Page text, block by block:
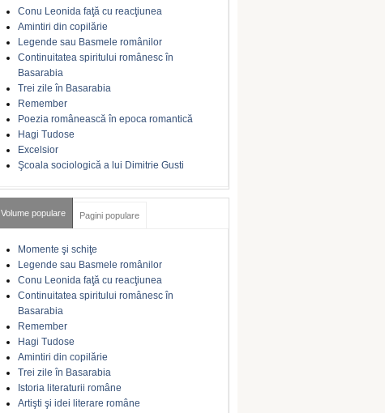
Conu Leonida faţă cu reacţiunea
Amintiri din copilărie
Legende sau Basmele românilor
Continuitatea spiritului românesc în
Basarabia
Trei zile în Basarabia
Remember
Poezia românească în epoca romantică
Hagi Tudose
Excelsior
Şcoala sociologică a lui Dimitrie Gusti
Volume populare Pagini populare
Momente şi schiţe
Legende sau Basmele românilor
Conu Leonida faţă cu reacţiunea
Continuitatea spiritului românesc în
Basarabia
Remember
Hagi Tudose
Amintiri din copilărie
Trei zile în Basarabia
Istoria literaturii române
Artişti şi idei literare române